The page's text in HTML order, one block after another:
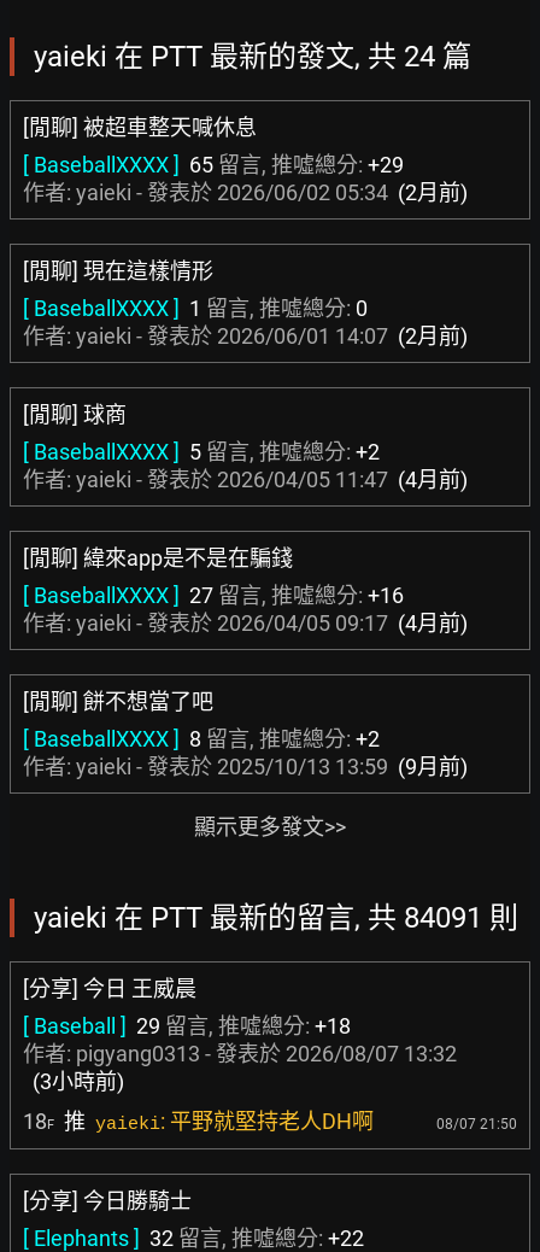
yaieki 在 PTT 最新的發文, 共 24 篇
[閒聊] 被超車整天喊休息
[ BaseballXXXX ] 65 留言, 推噓總分: +29
作者: yaieki - 發表於 2026/06/02 05:34 (2月前)
[閒聊] 現在這樣情形
[ BaseballXXXX ] 1 留言, 推噓總分: 0
作者: yaieki - 發表於 2026/06/01 14:07 (2月前)
[閒聊] 球商
[ BaseballXXXX ] 5 留言, 推噓總分: +2
作者: yaieki - 發表於 2026/04/05 11:47 (4月前)
[閒聊] 緯來app是不是在騙錢
[ BaseballXXXX ] 27 留言, 推噓總分: +16
作者: yaieki - 發表於 2026/04/05 09:17 (4月前)
[閒聊] 餅不想當了吧
[ BaseballXXXX ] 8 留言, 推噓總分: +2
作者: yaieki - 發表於 2025/10/13 13:59 (9月前)
顯示更多發文>>
yaieki 在 PTT 最新的留言, 共 84091 則
[分享] 今日 王威晨
[ Baseball ] 29 留言, 推噓總分: +18
作者: pigyang0313 - 發表於 2026/08/07 13:32
(3小時前)
18F 推 yaieki: 平野就堅持老人DH啊 08/07 21:50
[分享] 今日勝騎士
[ Elephants ] 32 留言, 推噓總分: +22